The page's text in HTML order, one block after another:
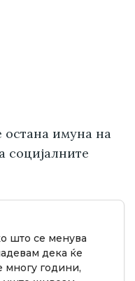
остана имуна на
социјалните
што се менува
дека ќе
многу години,